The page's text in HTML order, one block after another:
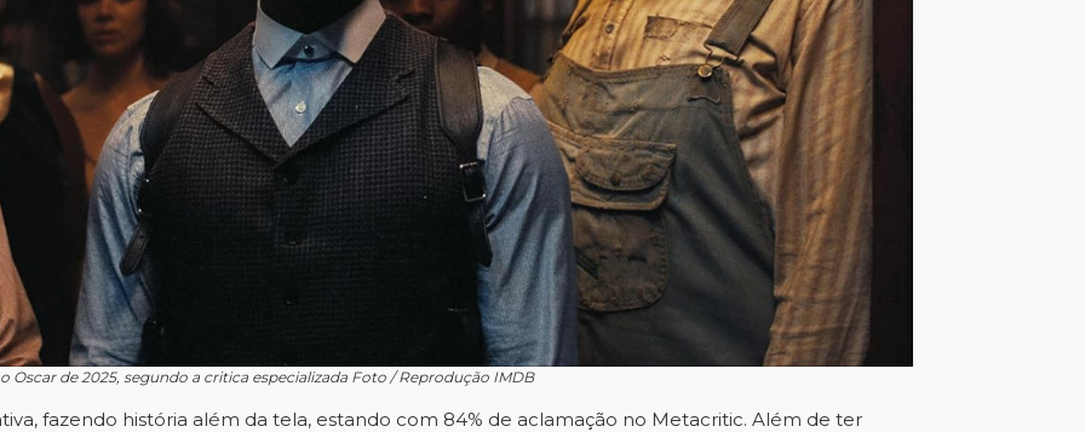
Oscar de 2025, segundo a critica especializada Foto / Reprodução IMDB
fazendo história além da tela, estando com 84% de aclamação no Metacritic. Além de ter